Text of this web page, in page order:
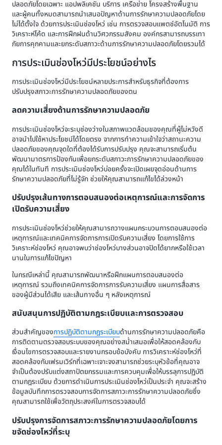
ปลอดภัยโดยเฉพาะ แอปพลิเคชัน บริการ เครือข่าย โครงสร้างพื้นฐาน
และผู้คนทั้งหมดสามารถนำเสนอปัญหาด้านการรักษาความปลอดภัยโดย
ไม่ได้ตั้งใจ ด้วยการประเมินช่องโหว่ เช่น การตรวจสอบแพตช์อัตโนมัติ การ
วิเคราะห์โค้ด และการฝึกฝนด้านวิศวกรรมสังคม องค์กรสามารถบรรเทา
ภัยการคุกคามและยกระดับสภาวะด้านการรักษาความปลอดภัยโดยรวมได้
การประเมินช่องโหว่มีประโยชน์อย่างไร
การประเมินช่องโหว่มีประโยชน์หลายประการสำหรับธุรกิจที่ต้องการ
ปรับปรุงสภาวะการรักษาความปลอดภัยของตน
ลดความเสี่ยงด้านการรักษาความปลอดภัย
การประเมินช่องโหว่จะระบุช่องว่างในสภาพแวดล้อมของคุณที่ผู้ไม่หวังดี
อาจนำไปใช้หาประโยชน์ได้โดยตรง จากการทำความเข้าใจว่าสถานะความ
ปลอดภัยของคุณจุดใดที่ต้องได้รับการปรับปรุง คุณจะสามารถเริ่มต้น
พัฒนามาตรการป้องกันเพื่อยกระดับสภาวะการรักษาความปลอดภัยของ
คุณได้ในทันที การประเมินช่องโหว่บ่อยครั้งจะเปิดเผยจุดอ่อนด้านการ
รักษาความปลอดภัยที่ไม่รู้จัก ช่วยให้คุณสามารถแก้ไขได้ล่วงหน้า
ปรับปรุงเส้นทางการตอบสนองต่อเหตุการณ์และการจัดการ
เปิดรับความเสี่ยง
การประเมินช่องโหว่ช่วยให้คุณสามารถวางแผนกระบวนการตอบสนองต่อ
เหตุการณ์และเทคนิคการจัดการการเปิดรับความเสี่ยง โดยการใช้การ
วิเคราะห์ช่องโหว่ คุณอาจพบว่าช่องโหว่บางส่วนอาจปิดได้ยากหรือใช้เวลา
นานในการแก้ไขปัญหา
ในกรณีเหล่านี้ คุณสามารถพัฒนาหรือฝึกแผนการตอบสนองต่อ
เหตุการณ์ รวมถึงเทคนิคการจัดการการรับความเสี่ยง แผนการสื่อสาร
ของผู้มีส่วนได้เสีย และเส้นทางอื่น ๆ หลังเหตุการณ์
สนับสนุนการปฏิบัติตามกฎระเบียบและการตรวจสอบ
ส่วนสำคัญของการปฏิบัติตามกฎระเบียบด้านการรักษาความปลอดภัยคือ
การติดตามตรวจสอบระบบของคุณอย่างสม่ำเสมอเพื่อให้สอดคล้องกับ
เงื่อนไขการตรวจสอบและรายงานกรอบข้อบังคับ การวิเคราะห์ช่องโหว่ที่
สอดคล้องกับเฟรมเวิร์กที่เฉพาะเจาะจงสามารถช่วยระบุหัวข้อที่คุณอาจ
จำเป็นต้องปรับแต่งสถาปัตยกรรมและการควบคุมเพื่อให้บรรลุการปฏิบัติ
ตามกฎระเบียบ ด้วยการดำเนินการประเมินช่องโหว่เป็นประจำ คุณจะสร้าง
ข้อมูลบันทึกการตรวจสอบการจัดการสภาวะการรักษาความปลอดภัยซึ่ง
คุณสามารถใช้เพื่อวัตถุประสงค์ในการตรวจสอบได้
ปรับปรุงการจัดการสภาวะการรักษาความปลอดภัยโดยการ
ขจัดช่องโหว่ที่ระบุ